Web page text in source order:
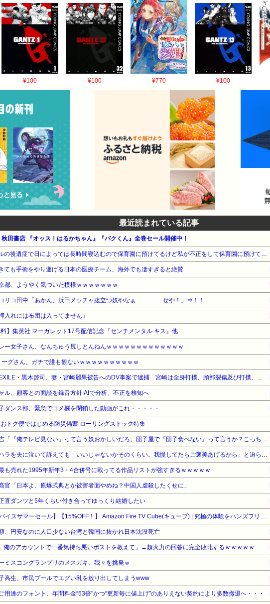
¥100 ¥100 ¥770 ¥100
最近読まれている記事
秋田書店 『オッス！はるかちゃん』『バクくん』全巻セール開催中！
お産トラブルの後遺症で日によっては長時間寝込むので保育園に預けてるけど私が不正をして保育園に預けてると思い込んでいるママ達がうざったい
ても手術をやり遂げる日本の医療チーム、海外でも凄すぎると絶賛
都、ようやく気づいた模様ｗｗｗｗｗｗｗ
リコ田中「あかん、浜田メッチャ腹立つ奴やなぁ･････････せや！」⇒！！
入れには布団は入ってません」
料】集英社 マーガレット17号配信記念『センチメンタル キス』他
ー女子さん、なんちゅう尻しとんねんｗｗｗｗｗｗｗｗｗｗｗｗｗ
ーグさん、ガチで誰も観ないｗｗｗｗｗｗｗｗｗｗ
【悲報】元EXILE・黒木啓司、妻・宮崎麗果被告へのDV事案で逮捕 宮崎は全身打撲、頭部裂傷及び打撲、頸部損傷の怪我
ル、顧客との面談を録音方針 AIで分析、不正を検知へ
ダンス部、緊急でコメ欄を閉鎖した動画がこれ・・・・・
おトク便ではじめる防災備蓄 ローリングストック特集
【悲報】有吉「『俺テレビ見ない』って言う奴おかしいだろ。団子屋で『団子食べない』って言うか？こっちは芸人だぞ」
ウトのセクハラを夫に泣いて訴えても「いいじゃないかそのくらい。我慢してたらご褒美あげるから」と迫られた。夫が気持ち悪くて悲鳴をあげたら「うるさい」とグーで殴られた
も売れた1995年新年3・4合併号に載ってる作品リストが強すぎるｗｗｗｗｗ
官「日本よ、原爆式典とか被害者面やめね？中国人虐殺したくせに」
直ダンツと5年くらい付き合ってゆっくり結婚したい
【Amazonデバイスサマーセール】【15%OFF！】 Amazon Fire TV Cube(キューブ) | 究極の体験をハンズフリーで | ストリーミングメディアプレイヤー
、円安なのに人口少ない台湾と韓国に抜かれ日本沈没死亡
俺のアカウントで一番気持ち悪いポストを教えて」→超火力の回答に完全敗北するｗｗｗｗｗ
ミスコングランプリのメスガキ、我々を挑発ｗ
高生、市民プールでエグい乳を放り出してしまうwww
用達のフォント、年間料金“53倍”かつ“更新毎に値上げ”のありえない契約により多数撤退へ・・・